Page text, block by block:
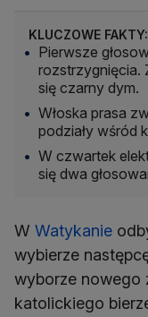
KLUCZOWE FAKTY:
Pierwsze
rozstrzygnięcia.
się czarny dym.
Włoska prasa
podziały wśród
W czwartek
się dwa
W Watykanie
wybierze
wyborze nowego
katolickiego